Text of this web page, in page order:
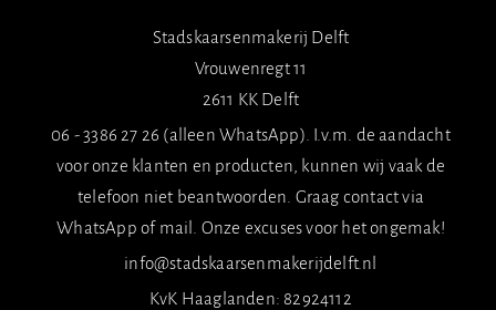
Stadskaarsenmakerij Delft
Vrouwenregt 11
2611 KK Delft
06 - 3386 27 26 (alleen WhatsApp). I.v.m. de aandacht
voor onze klanten en producten, kunnen wij vaak de
telefoon niet beantwoorden. Graag contact via
WhatsApp of mail. Onze excuses voor het ongemak!
info@stadskaarsenmakerijdelft.nl
KvK Haaglanden: 82924112